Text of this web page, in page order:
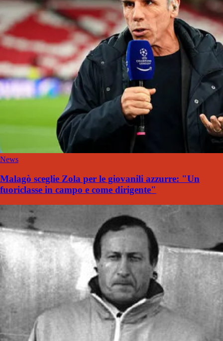
News
Malagò sceglie Zola per le giovanili azzurre: "Un
fuoriclasse in campo e come dirigente"